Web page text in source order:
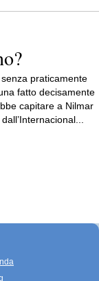
praticamente
fatto decisamente
capitare a Nilmar